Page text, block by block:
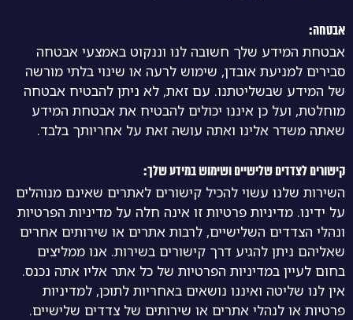
אבטחה:
אבטחת המידע שלך חשובה לנו וננקוט באמצעי אבטחה
סבירים למניעת אובדן, שימוש לרעה או שינוי בלתי מורשה
של המידע שבשליטתנו. עם זאת, לא ניתן להבטיח אבטחה
מוחלטת, ועל כן איננו יכולים להבטיח את אבטחת המידע
שאתה משדר אלינו ואתה עושה זאת על אחריותך בלבד.
קישורים לצדדים שלישיים ושימוש במידע שלך:
השירות שלנו עשוי להכיל קישורים לאתרים שאינם מנוהלים
על ידינו. מדיניות פרטיות זו אינה חלה על מדיניות הפרטיות
ונהלי הצדדים השלישיים, לרבות אתרים או שירותים אחרים
שאליהם ניתן להגיע דרך קישורים בשירות. אנו ממליצים
בחום לעיין במדיניות הפרטיות של כל אתר אליו אתה נכנס.
אין לנו שליטה ואיננו נושאים באחריות לתוכן, למדיניות
פרטיות או לנהלי אתרים או שירותים של צדדים שלישיים.